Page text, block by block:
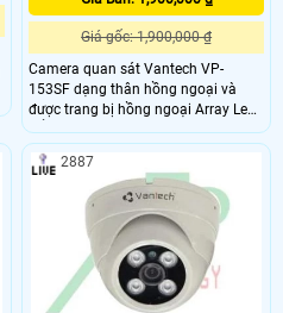
Giá gốc: 1,900,000 ₫
Camera quan sát Vantech VP-
153SF dạng thân hồng ngoại và
được trang bị hồng ngoại Array Led
để quan sát ban đêm rất tốt.
Camera có kiểu dáng đẹp mắt, mẫu
mã sang trọng, sản phẩm có độ ổn
định cao, phù hợp lắp đặt camera
cho văn phòng, khách sạn, Spa, các
khu chung cư, siêu thị, nhà sách,
bệnh viện, ….
2887